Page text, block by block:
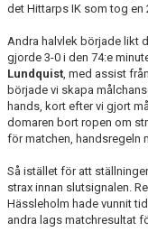
det Hittarps IK som tog en
Andra halvlek började likt
gjorde 3-0 i den 74:e
Lundquist , med assist från
började vi skapa
hands, kort efter vi gjort
domaren bort ropen om
för matchen, handsregeln
Så istället för att
strax innan slutsignalen.
Hässleholm hade vunnit
andra lags matchresultat